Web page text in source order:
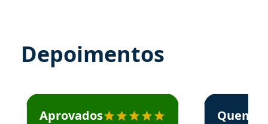
Depoimentos
Estudante José recomenda o Aprova Concursos em
Aprovados
Estudante
Quem